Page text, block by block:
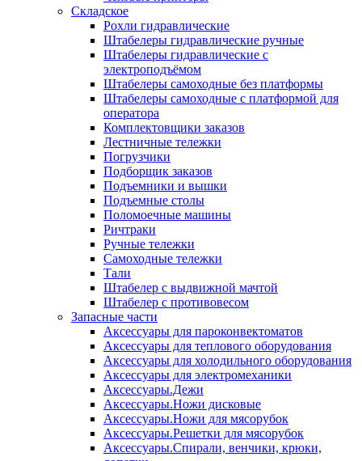
Складское
Рохли гидравлические
Штабелеры гидравлические ручные
Штабелеры гидравлические с
электроподъёмом
Штабелеры самоходные без платформы
Штабелеры самоходные с платформой для
оператора
Комплектовщики заказов
Лестничные тележки
Погрузчики
Подборщик заказов
Подъемники и вышки
Подъемные столы
Поломоечные машины
Ричтраки
Ручные тележки
Самоходные тележки
Тали
Штабелер с выдвижной мачтой
Штабелер с противовесом
Запасные части
Аксессуары для пароконвектоматов
Аксессуары для теплового оборудования
Аксессуары для холодильного оборудования
Аксессуары для электромеханики
Аксессуары.Дежи
Аксессуары.Ножи дисковые
Аксессуары.Ножи для мясорубок
Аксессуары.Решетки для мясорубок
Аксессуары.Спирали, венчики, крюки,